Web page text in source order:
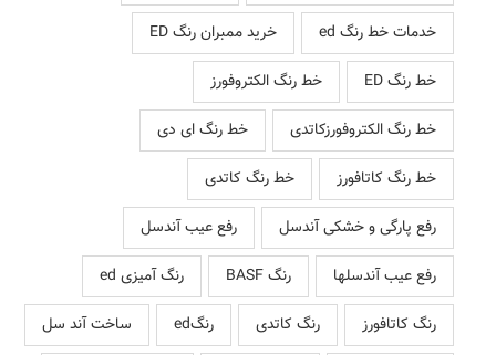
خدمات خط رنگ ed
خرید ممبران رنگ ED
خط رنگ ED
خط رنگ الکتروفورز
خط رنگ الکتروفورزکاتدی
خط رنگ ای دی
خط رنگ کاتافورز
خط رنگ کاتدی
رفع پارگی و خشکی آندسل
رفع عیب آندسل
رفع عیب آندسلها
رنگ BASF
رنگ آمیزی ed
رنگ کاتافورز
رنگ کاتدی رنگed
ساخت آند سل